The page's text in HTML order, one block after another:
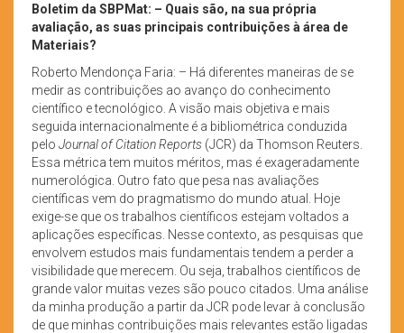
Boletim da SBPMat: – Quais são, na sua própria
avaliação, as suas principais contribuições à área de
Materiais?
Roberto Mendonça Faria: – Há diferentes maneiras de se
medir as contribuições ao avanço do conhecimento
científico e tecnológico. A visão mais objetiva e mais
seguida internacionalmente é a bibliométrica conduzida
pelo Journal of Citation Reports (JCR) da Thomson Reuters.
Essa métrica tem muitos méritos, mas é exageradamente
numerológica. Outro fato que pesa nas avaliações
científicas vem do pragmatismo do mundo atual. Hoje
exige-se que os trabalhos científicos estejam voltados a
aplicações específicas. Nesse contexto, as pesquisas que
envolvem estudos mais fundamentais tendem a perder a
visibilidade que merecem. Ou seja, trabalhos científicos de
grande valor muitas vezes são pouco citados. Uma análise
da minha produção a partir da JCR pode levar à conclusão
de que minhas contribuições mais relevantes estão ligadas